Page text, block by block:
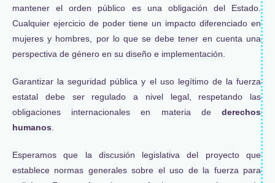
mantener el orden público es una obligación del Estado.
Cualquier ejercicio de poder tiene un impacto diferenciado en
mujeres y hombres, por lo que se debe tener en cuenta una
perspectiva de género en su diseño e implementación.
Garantizar la seguridad pública y el uso legítimo de la fuerza
estatal debe ser regulado a nivel legal, respetando las
obligaciones internacionales en materia de derechos
humanos
Esperamos que la discusión legislativa del proyecto que
establece normas generales sobre el uso de la fuerza para